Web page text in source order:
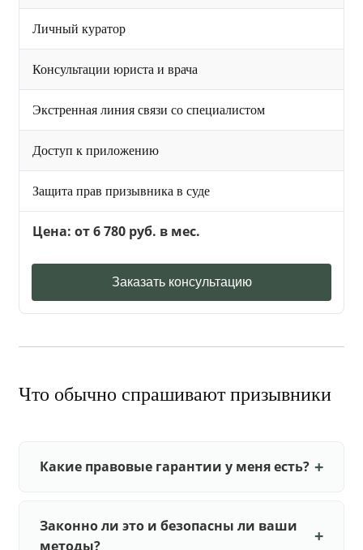
Личный куратор
Консультации юриста и врача
Экстренная линия связи со специалистом
Доступ к приложению
Защита прав призывника в суде
Цена: от 6 780 руб. в мес.
Заказать консультацию
Что обычно спрашивают призывники
Какие правовые гарантии у меня есть?
Законно ли это и безопасны ли ваши
методы?